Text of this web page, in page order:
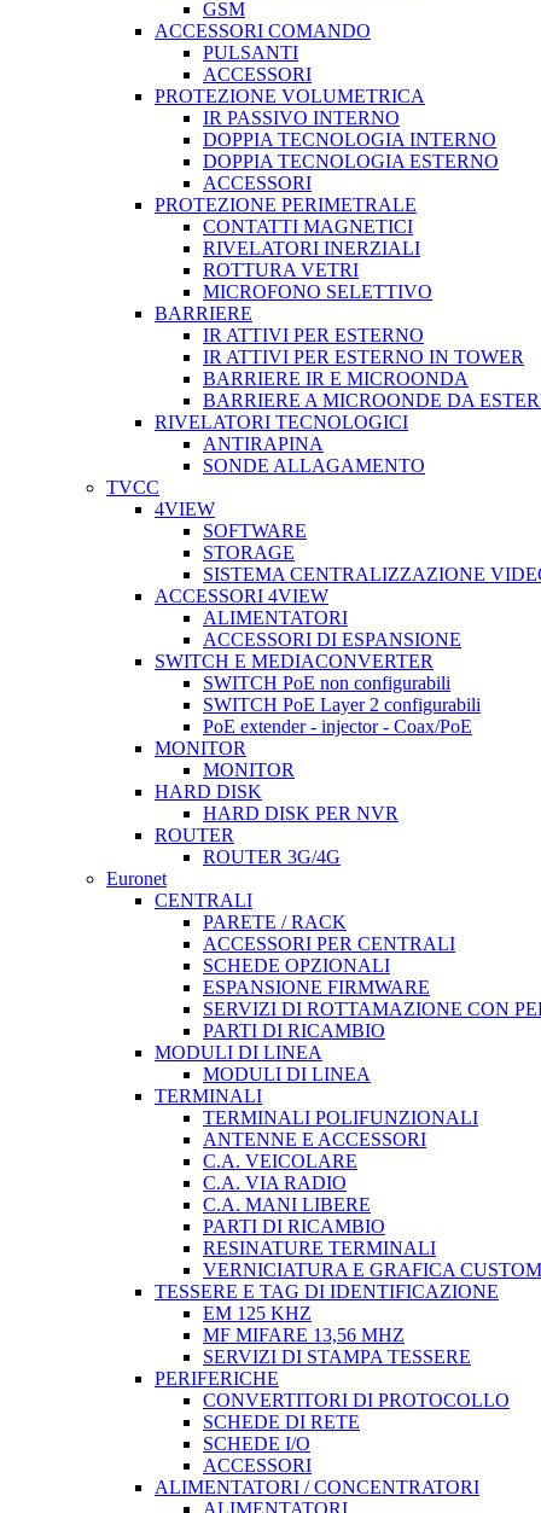
GSM
ACCESSORI COMANDO
PULSANTI
ACCESSORI
PROTEZIONE VOLUMETRICA
IR PASSIVO INTERNO
DOPPIA TECNOLOGIA INTERNO
DOPPIA TECNOLOGIA ESTERNO
ACCESSORI
PROTEZIONE PERIMETRALE
CONTATTI MAGNETICI
RIVELATORI INERZIALI
ROTTURA VETRI
MICROFONO SELETTIVO
BARRIERE
IR ATTIVI PER ESTERNO
IR ATTIVI PER ESTERNO IN TOWER
BARRIERE IR E MICROONDA
BARRIERE A MICROONDE DA
RIVELATORI TECNOLOGICI
ANTIRAPINA
SONDE ALLAGAMENTO
TVCC
4VIEW
SOFTWARE
STORAGE
SISTEMA CENTRALIZZAZIONE
ACCESSORI 4VIEW
ALIMENTATORI
ACCESSORI DI ESPANSIONE
SWITCH E MEDIACONVERTER
SWITCH PoE non configurabili
SWITCH PoE Layer 2 configurabili
PoE extender - injector - Coax/PoE
MONITOR
MONITOR
HARD DISK
HARD DISK PER NVR
ROUTER
ROUTER 3G/4G
Euronet
CENTRALI
PARETE / RACK
ACCESSORI PER CENTRALI
SCHEDE OPZIONALI
ESPANSIONE FIRMWARE
SERVIZI DI ROTTAMAZIONE CON
PARTI DI RICAMBIO
MODULI DI LINEA
MODULI DI LINEA
TERMINALI
TERMINALI POLIFUNZIONALI
ANTENNE E ACCESSORI
C.A. VEICOLARE
C.A. VIA RADIO
C.A. MANI LIBERE
PARTI DI RICAMBIO
RESINATURE TERMINALI
VERNICIATURA E GRAFICA CUSTOM
TESSERE E TAG DI IDENTIFICAZIONE
EM 125 KHZ
MF MIFARE 13,56 MHZ
SERVIZI DI STAMPA TESSERE
PERIFERICHE
CONVERTITORI DI PROTOCOLLO
SCHEDE DI RETE
SCHEDE I/O
ACCESSORI
ALIMENTATORI / CONCENTRATORI
ALIMENTATORI